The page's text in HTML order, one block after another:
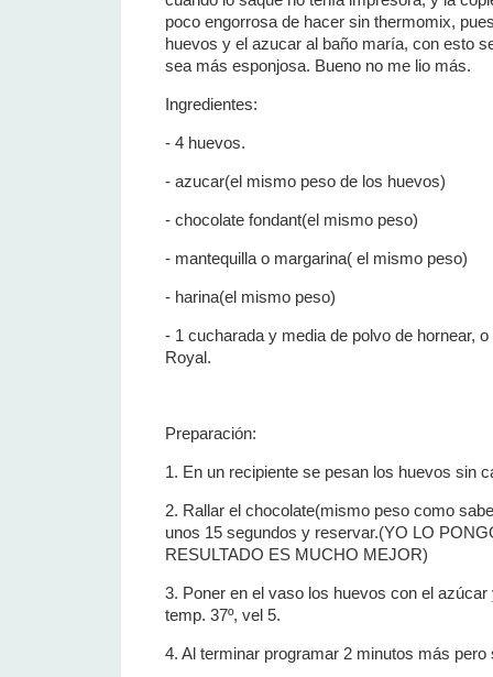
poco engorrosa de hacer sin thermomix,
huevos y el azucar al baño maría, con esto
sea más esponjosa. Bueno no me lio más.
Ingredientes:
- 4 huevos.
- azucar(el mismo peso de los huevos)
- chocolate fondant(el mismo peso)
- mantequilla o margarina( el mismo peso)
- harina(el mismo peso)
- 1 cucharada y media de polvo de hornear,
Royal.
Preparación:
1. En un recipiente se pesan los huevos sin
2. Rallar el chocolate(mismo peso como
unos 15 segundos y reservar.(YO LO
RESULTADO ES MUCHO MEJOR)
3. Poner en el vaso los huevos con el
temp. 37º, vel 5.
4. Al terminar programar 2 minutos más pero